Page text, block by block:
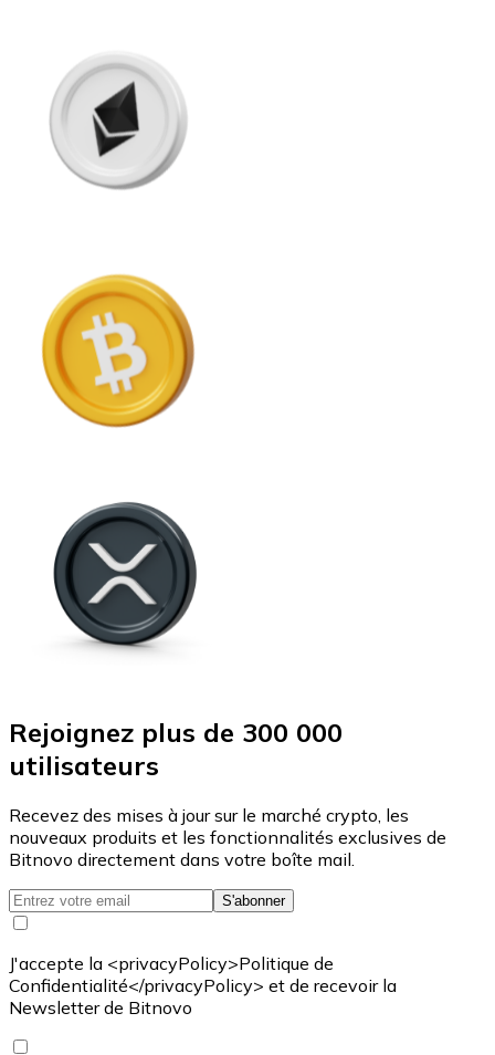
Rejoignez plus de 300 000
utilisateurs
Recevez des mises à jour sur le marché crypto, les
nouveaux produits et les fonctionnalités exclusives de
Bitnovo directement dans votre boîte mail.
S'abonner
J'accepte la <privacyPolicy>Politique de
Confidentialité</privacyPolicy> et de recevoir la
Newsletter de Bitnovo